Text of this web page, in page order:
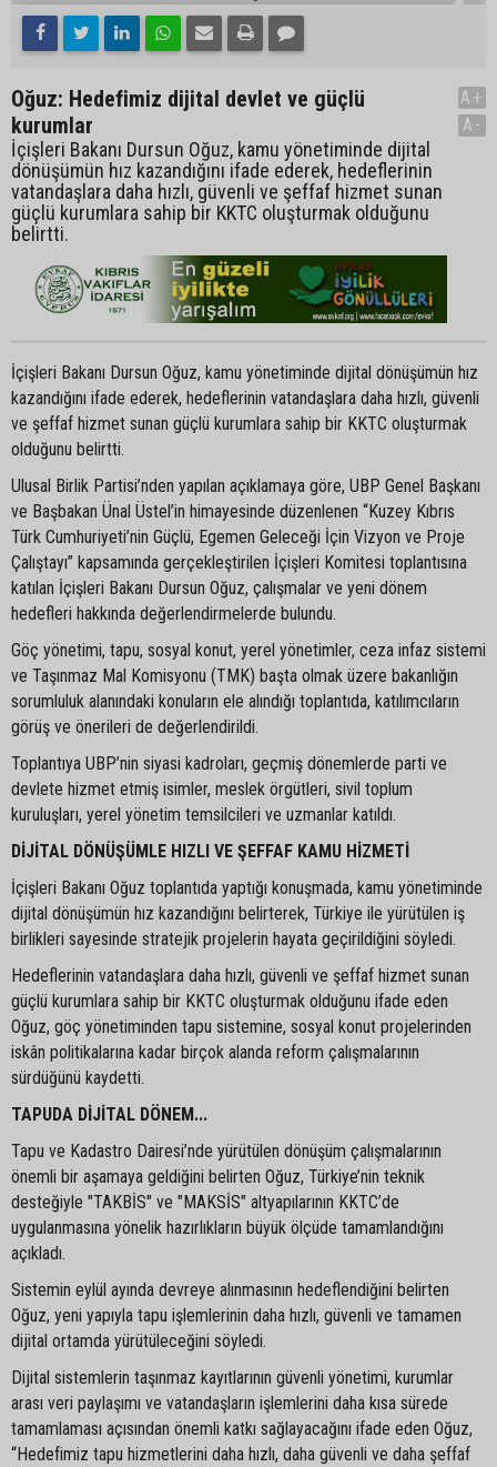
Oğuz: Hedefimiz dijital devlet ve güçlü
kurumlar
İçişleri Bakanı Dursun Oğuz, kamu yönetiminde dijital
dönüşümün hız kazandığını ifade ederek, hedeflerinin
vatandaşlara daha hızlı, güvenli ve şeffaf hizmet sunan
güçlü kurumlara sahip bir KKTC oluşturmak olduğunu
belirtti.
A+
A-
İçişleri Bakanı Dursun Oğuz, kamu yönetiminde dijital dönüşümün hız
kazandığını ifade ederek, hedeflerinin vatandaşlara daha hızlı, güvenli
ve şeffaf hizmet sunan güçlü kurumlara sahip bir KKTC oluşturmak
olduğunu belirtti.
Ulusal Birlik Partisi’nden yapılan açıklamaya göre, UBP Genel Başkanı
ve Başbakan Ünal Üstel’in himayesinde düzenlenen “Kuzey Kıbrıs
Türk Cumhuriyeti’nin Güçlü, Egemen Geleceği İçin Vizyon ve Proje
Çalıştayı” kapsamında gerçekleştirilen İçişleri Komitesi toplantısına
katılan İçişleri Bakanı Dursun Oğuz, çalışmalar ve yeni dönem
hedefleri hakkında değerlendirmelerde bulundu.
Göç yönetimi, tapu, sosyal konut, yerel yönetimler, ceza infaz sistemi
ve Taşınmaz Mal Komisyonu (TMK) başta olmak üzere bakanlığın
sorumluluk alanındaki konuların ele alındığı toplantıda, katılımcıların
görüş ve önerileri de değerlendirildi.
Toplantıya UBP’nin siyasi kadroları, geçmiş dönemlerde parti ve
devlete hizmet etmiş isimler, meslek örgütleri, sivil toplum
kuruluşları, yerel yönetim temsilcileri ve uzmanlar katıldı.
DİJİTAL DÖNÜŞÜMLE HIZLI VE ŞEFFAF KAMU HİZMETİ
İçişleri Bakanı Oğuz toplantıda yaptığı konuşmada, kamu yönetiminde
dijital dönüşümün hız kazandığını belirterek, Türkiye ile yürütülen iş
birlikleri sayesinde stratejik projelerin hayata geçirildiğini söyledi.
Hedeflerinin vatandaşlara daha hızlı, güvenli ve şeffaf hizmet sunan
güçlü kurumlara sahip bir KKTC oluşturmak olduğunu ifade eden
Oğuz, göç yönetiminden tapu sistemine, sosyal konut projelerinden
iskân politikalarına kadar birçok alanda reform çalışmalarının
sürdüğünü kaydetti.
TAPUDA DİJİTAL DÖNEM...
Tapu ve Kadastro Dairesi’nde yürütülen dönüşüm çalışmalarının
önemli bir aşamaya geldiğini belirten Oğuz, Türkiye’nin teknik
desteğiyle "TAKBİS" ve "MAKSİS" altyapılarının KKTC’de
uygulanmasına yönelik hazırlıkların büyük ölçüde tamamlandığını
açıkladı.
Sistemin eylül ayında devreye alınmasının hedeflendiğini belirten
Oğuz, yeni yapıyla tapu işlemlerinin daha hızlı, güvenli ve tamamen
dijital ortamda yürütüleceğini söyledi.
Dijital sistemlerin taşınmaz kayıtlarının güvenli yönetimi, kurumlar
arası veri paylaşımı ve vatandaşların işlemlerini daha kısa sürede
tamamlaması açısından önemli katkı sağlayacağını ifade eden Oğuz,
“Hedefimiz tapu hizmetlerini daha hızlı, daha güvenli ve daha şeffaf